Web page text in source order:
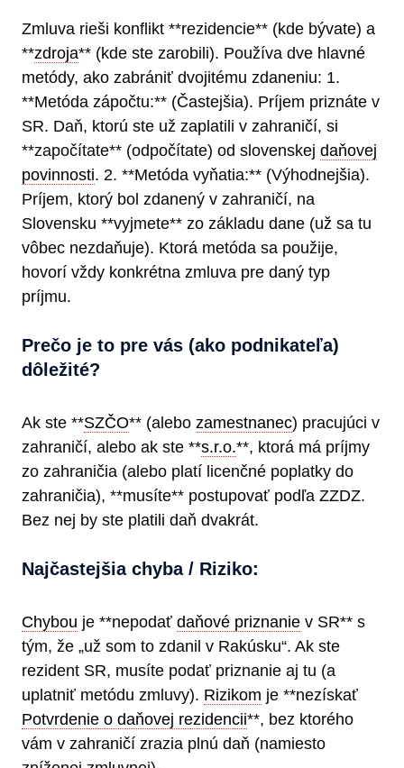
Zmluva rieši konflikt **rezidencie** (kde bývate) a
**zdroja** (kde ste zarobili). Používa dve hlavné
metódy, ako zabrániť dvojitému zdaneniu: 1.
**Metóda zápočtu:** (Častejšia). Príjem priznáte v
SR. Daň, ktorú ste už zaplatili v zahraničí, si
**započítate** (odpočítate) od slovenskej daňovej
povinnosti. 2. **Metóda vyňatia:** (Výhodnejšia).
Príjem, ktorý bol zdanený v zahraničí, na
Slovensku **vyjmete** zo základu dane (už sa tu
vôbec nezdaňuje). Ktorá metóda sa použije,
hovorí vždy konkrétna zmluva pre daný typ
príjmu.
Prečo je to pre vás (ako podnikateľa)
dôležité?
Ak ste **SZČO** (alebo zamestnanec) pracujúci v
zahraničí, alebo ak ste **s.r.o.**, ktorá má príjmy
zo zahraničia (alebo platí licenčné poplatky do
zahraničia), **musíte** postupovať podľa ZZDZ.
Bez nej by ste platili daň dvakrát.
Najčastejšia chyba / Riziko:
Chybou je **nepodať daňové priznanie v SR** s
tým, že „už som to zdanil v Rakúsku“. Ak ste
rezident SR, musíte podať priznanie aj tu (a
uplatniť metódu zmluvy). Rizikom je **nezískať
Potvrdenie o daňovej rezidencii**, bez ktorého
vám v zahraničí zrazia plnú daň (namiesto